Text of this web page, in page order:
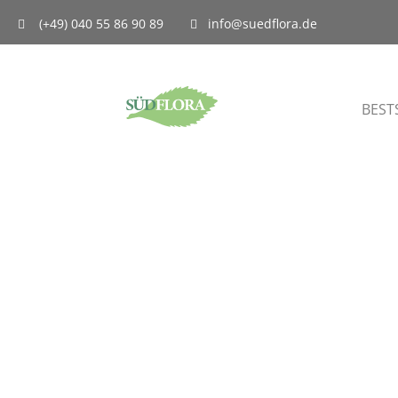
(+49) 040 55 86 90 89 info@suedflora.de